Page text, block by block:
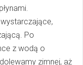
Po
z wodą o
zimnej, aż